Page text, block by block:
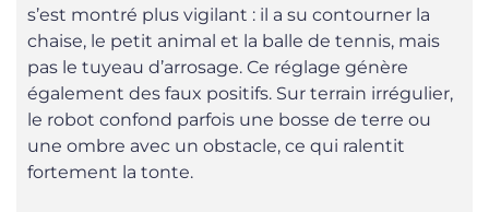
s’est montré plus vigilant : il a su contourner la
chaise, le petit animal et la balle de tennis, mais
pas le tuyeau d’arrosage. Ce réglage génère
également des faux positifs. Sur terrain irrégulier,
le robot confond parfois une bosse de terre ou
une ombre avec un obstacle, ce qui ralentit
fortement la tonte.